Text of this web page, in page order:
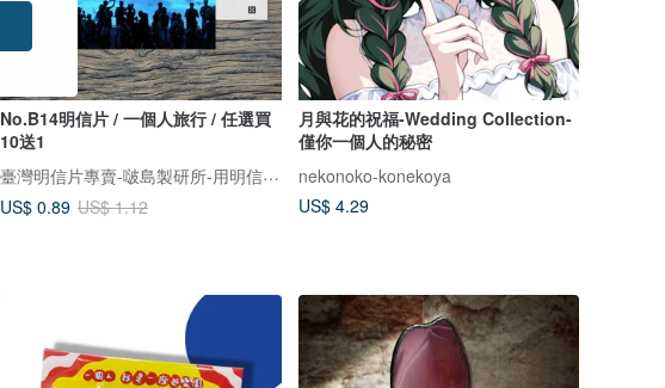
No.B14明信片 / 一個人旅行 / 任選買
10送1
臺灣明信片專賣-啵島製研所-用明信片點亮臺灣
US$ 0.89 US$ 1.12
月與花的祝福-Wedding Collection-
僅你一個人的秘密
nekonoko-konekoya
US$ 4.29